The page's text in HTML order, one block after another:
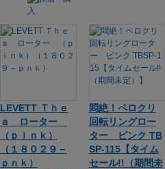
LEVETT Ｔｈｅ
ａ ローター
（ｐｉｎｋ）
（１８０２９－
ｐｎｋ）
悶絶！ペロクリ
回転リングロー
ター ピンク TB
SP-115【タイム
セール!!（期間未